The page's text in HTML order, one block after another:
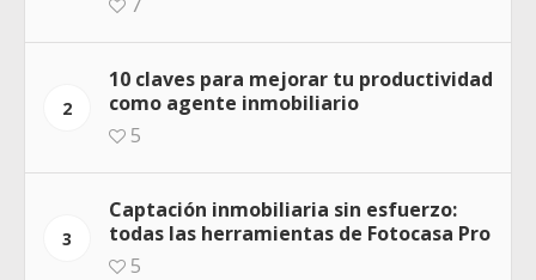
2
10 claves para mejorar tu productividad
como agente inmobiliario
5
3
Captación inmobiliaria sin esfuerzo:
todas las herramientas de Fotocasa Pro
5